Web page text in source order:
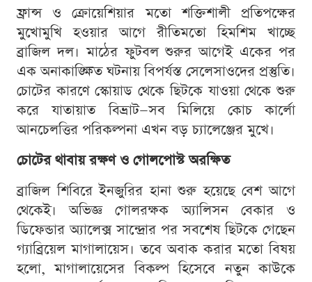
ফ্রান্স ও ক্রোয়েশিয়ার মতো শক্তিশালী প্রতিপক্ষের
মুখোমুখি হওয়ার আগে রীতিমতো হিমশিম খাচ্ছে
ব্রাজিল দল। মাঠের ফুটবল শুরুর আগেই একের পর
এক অনাকাঙ্ক্ষিত ঘটনায় বিপর্যস্ত সেলেসাওদের প্রস্তুতি।
চোটের কারণে স্কোয়াড থেকে ছিটকে যাওয়া থেকে শুরু
করে যাতায়াত বিভ্রাট—সব মিলিয়ে কোচ কার্লো
আনচেলত্তির পরিকল্পনা এখন বড় চ্যালেঞ্জের মুখে।
চোটের থাবায় রক্ষণ ও গোলপোস্ট অরক্ষিত
ব্রাজিল শিবিরে ইনজুরির হানা শুরু হয়েছে বেশ আগে
থেকেই। অভিজ্ঞ গোলরক্ষক অ্যালিসন বেকার ও
ডিফেন্ডার অ্যালেক্স সান্দ্রোর পর সবশেষ ছিটকে গেছেন
গ্যাব্রিয়েল মাগালায়েস। তবে অবাক করার মতো বিষয়
হলো, মাগালায়েসের বিকল্প হিসেবে নতুন কাউকে